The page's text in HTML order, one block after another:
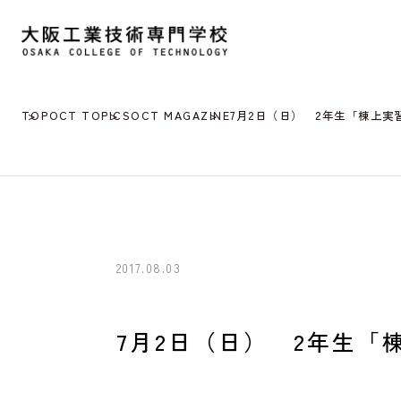
TOPOCT TOPICSOCT MAGAZINE7月2日（日） 2年生「棟上実
2017.08.03
7月2日（日） 2年生「棟